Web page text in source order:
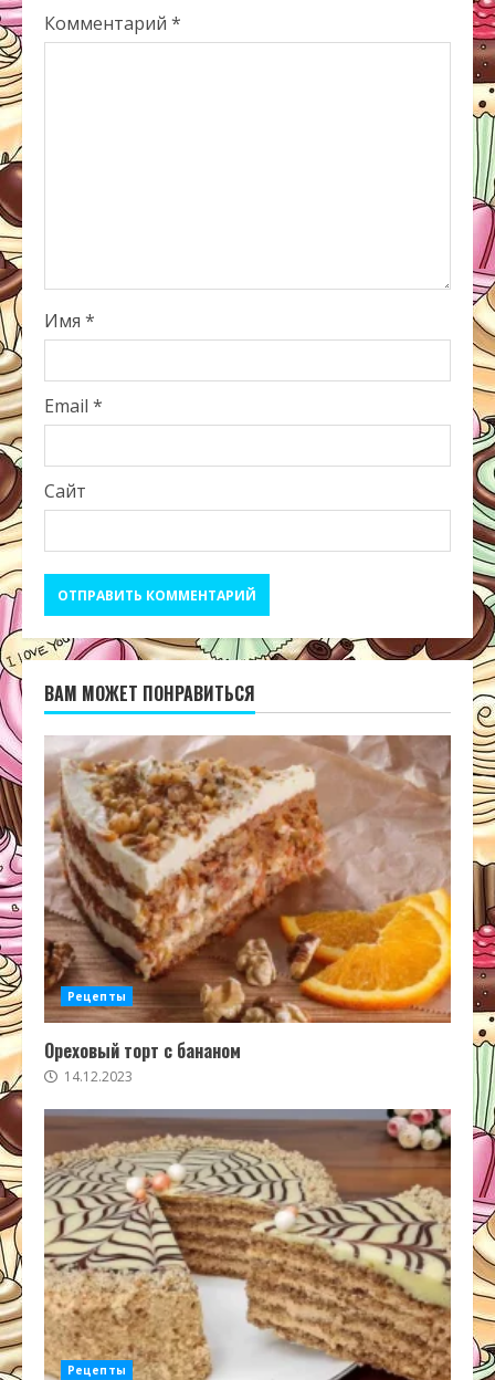
Комментарий *
Имя *
Email *
Сайт
ВАМ МОЖЕТ ПОНРАВИТЬСЯ
Рецепты
Ореховый торт с бананом
14.12.2023
Рецепты